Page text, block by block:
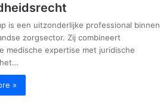
is een uitzonderlijke professional binnen
zorgsector. Zij combineert
medische expertise met juridische
»